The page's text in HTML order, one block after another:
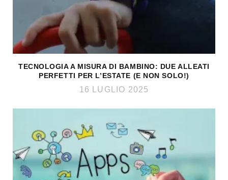
TECNOLOGIA A MISURA DI BAMBINO: DUE ALLEATI
PERFETTI PER L’ESTATE (E NON SOLO!)
16 LUGLIO 2025